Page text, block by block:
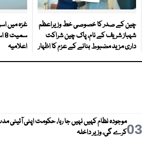
چین کے صدر کا خصوصی خط وزیراعظم
شہباز شریف کے نام، پاک چین شراکت
داری مزید مضبوط بنانے کے عزم کا اظہار
غزہ میں
اعلامیہ
03موجودہ نظام کہیں نہیں جا رہا، حکومت اپنی
کرے گی، وزیر داخلہ